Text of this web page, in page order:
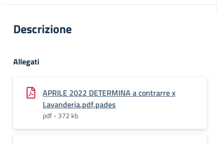
Descrizione
Allegati
APRILE 2022 DETERMINA a contrarre x
Lavanderia.pdf.pades
pdf - 372 kb